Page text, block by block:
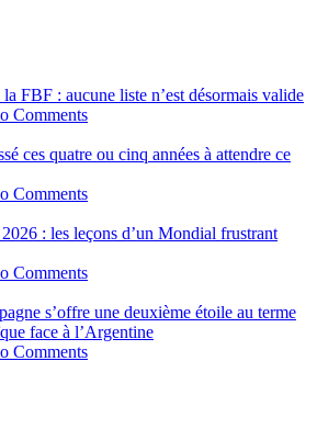
FBF : aucune liste n’est désormais valide
Comments
ces quatre ou cinq années à attendre ce
Comments
: les leçons d’un Mondial frustrant
Comments
s’offre une deuxième étoile au terme
face à l’Argentine
Comments